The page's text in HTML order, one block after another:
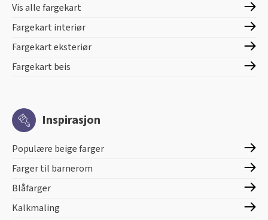
Vis alle fargekart
Fargekart interiør
Fargekart eksteriør
Fargekart beis
Inspirasjon
Populære beige farger
Farger til barnerom
Blåfarger
Kalkmaling